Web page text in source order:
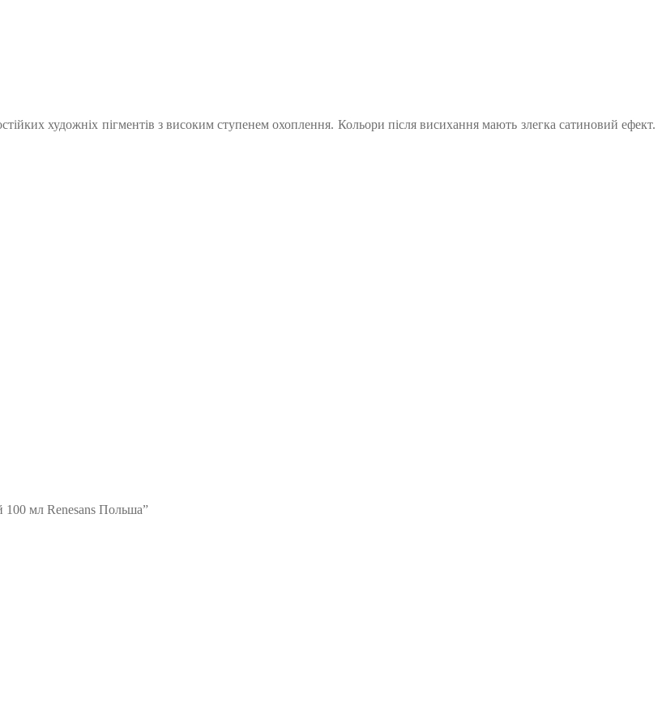
художніх пігментів з високим ступенем охоплення. Кольори після висихання мають злегка сатиновий ефект.
100 мл Renesans Польша”